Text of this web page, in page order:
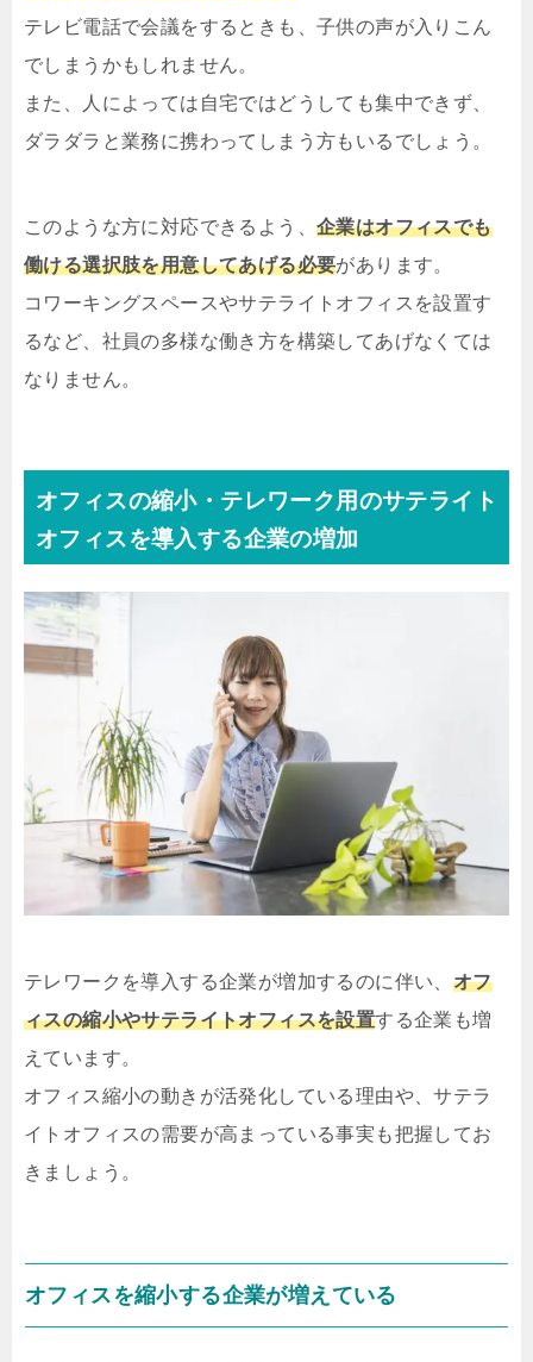
テレビ電話で会議をするときも、子供の声が入りこん
でしまうかもしれません。
また、人によっては自宅ではどうしても集中できず、
ダラダラと業務に携わってしまう方もいるでしょう。
このような方に対応できるよう、 企業はオフィスでも
働ける選択肢を用意してあげる必要があります。
コワーキングスペースやサテライトオフィスを設置す
るなど、社員の多様な働き方を構築してあげなくては
なりません。
オフィスの縮小・テレワーク用のサテライト
オフィスを導入する企業の増加
テレワークを導入する企業が増加するのに伴い、 オフ
ィスの縮小やサテライトオフィスを設置する企業も増
えています。
オフィス縮小の動きが活発化している理由や、サテラ
イトオフィスの需要が高まっている事実も把握してお
きましょう。
オフィスを縮小する企業が増えている